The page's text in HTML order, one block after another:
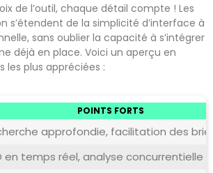
de l’outil, chaque détail compte ! Les
s’étendent de la simplicité d’interface à
sans oublier la capacité à s’intégrer
déjà en place. Voici un aperçu en
les plus appréciées :
POINTS FORTS
approfondie, facilitation des
en temps réel, analyse concurrentielle